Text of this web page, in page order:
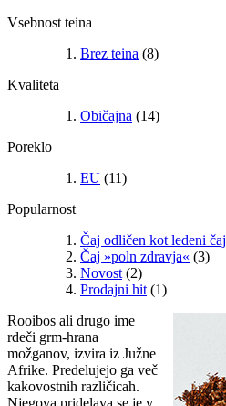
Vsebnost teina
Brez teina (8)
Kvaliteta
Običajna (14)
Poreklo
EU (11)
Popularnost
Čaj odličen kot ledeni čaj
Čaj »poln zdravja« (3)
Novost (2)
Prodajni hit (1)
Rooibos ali drugo ime
rdeči grm-hrana
možganov, izvira iz Južne
Afrike. Predelujejo ga več
kakovostnih različicah.
Njegova pridelava se je v